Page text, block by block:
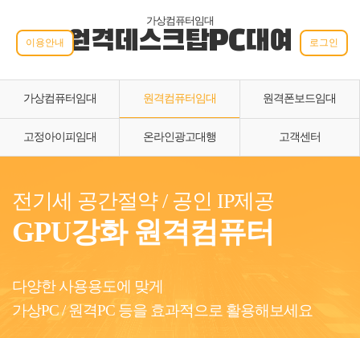
가상컴퓨터임대
원격데스크탑PC대여
이용안내 로그인
가상컴퓨터임대 원격컴퓨터임대 원격폰보드임대
고정아이피임대 온라인광고대행 고객센터
전기세 공간절약 / 공인 IP제공
GPU강화 원격컴퓨터
다양한 사용용도에 맞게
가상PC / 원격PC 등을 효과적으로 활용해보세요